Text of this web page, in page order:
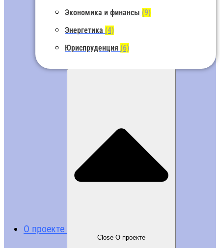
Экономика и финансы (9)
Энергетика (4)
Юриспруденция (6)
О проекте
Close О проекте